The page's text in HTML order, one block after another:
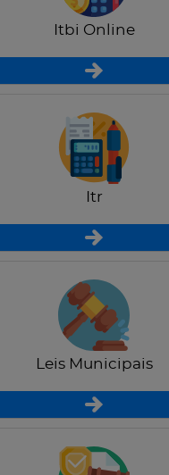
Itbi Online
Itr
Leis Municipais